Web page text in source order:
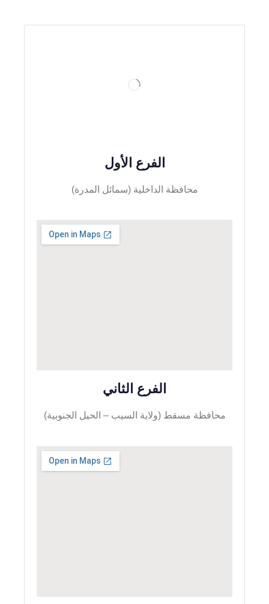
الفرع الأول
محافظة الداخلية (سمائل المدرة)
الفرع الثاني
محافظة مسقط (ولاية السيب – الحيل الجنوبية)